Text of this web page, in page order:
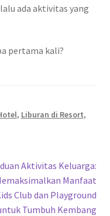
ada aktivitas yang
pertama kali?
, Liburan di Resort,
Aktivitas Keluarga:
Manfaat
Club dan Playground
Tumbuh Kembang